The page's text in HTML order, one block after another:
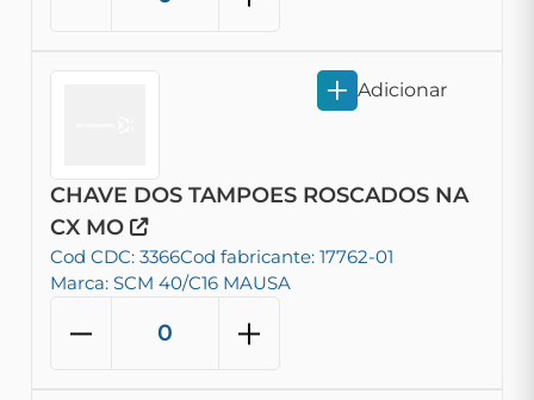
CHAVE DOS TAMPOES ROSCADOS NA
CX MO
Cod CDC: 3366Cod fabricante: 17762-01
Marca: SCM 40/C16 MAUSA
Adicionar